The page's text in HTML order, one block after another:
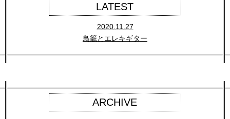
LATEST
2020.11.27
鳥籠とエレキギター
ARCHIVE